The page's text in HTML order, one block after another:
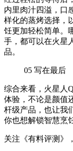
内里肉汁四溢，口
样化的蒸烤选择，
饪更加轻松简单。
手，都可以在火星
品。
05 写在最后
综合来看，火星人
体验，不论是颜值
杆级产品，也让我
你也想解锁智慧烹
关注《有料评测》